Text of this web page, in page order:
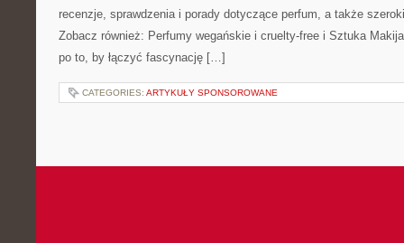
recenzje, sprawdzenia i porady dotyczące perfum, a także
Zobacz również: Perfumy wegańskie i cruelty-free i Sztuka
po to, by łączyć fascynację […]
CATEGORIES: ARTYKUŁY SPONSOROWANE